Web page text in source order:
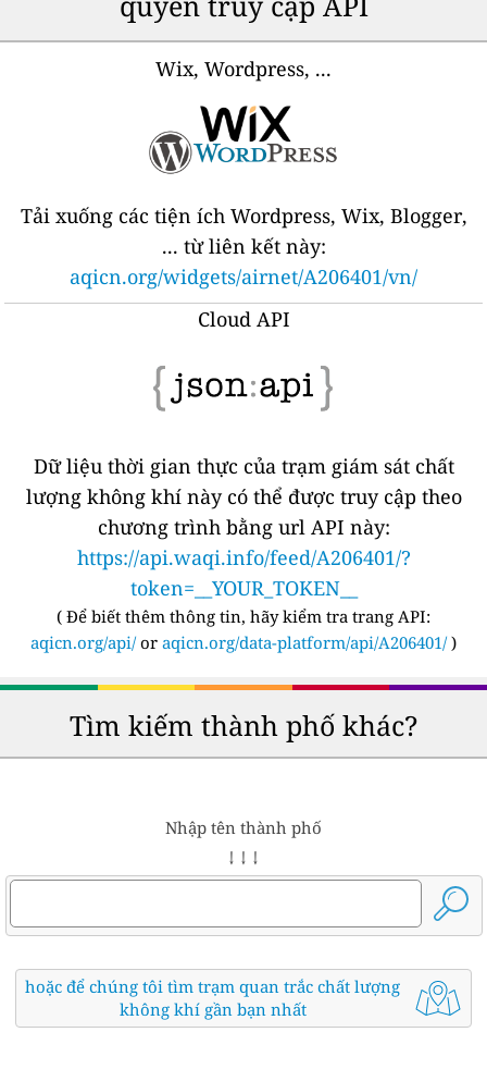
Wix, Wordpress, ...
Tải xuống các tiện ích Wordpress, Wix, Blogger,
... từ liên kết này:
aqicn.org/widgets/airnet/A206401/vn/
Cloud API
Dữ liệu thời gian thực của trạm giám sát chất
lượng không khí này có thể được truy cập theo
chương trình bằng url API này:
https://api.waqi.info/feed/A206401/?
token=__YOUR_TOKEN__
( Để biết thêm thông tin, hãy kiểm tra trang API:
aqicn.org/api/or aqicn.org/data-platform/api/A206401/)
Tìm kiếm thành phố khác?
Nhập tên thành phố
↓ ↓ ↓
hoặc để chúng tôi tìm trạm quan trắc chất lượng
không khí gần bạn nhất